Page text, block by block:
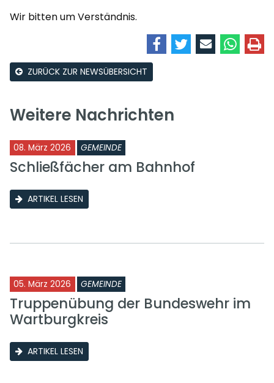
Wir bitten um Verständnis.
ZURÜCK ZUR NEWSÜBERSICHT
Weitere Nachrichten
08. März 2026 GEMEINDE
Schließfächer am Bahnhof
ARTIKEL LESEN
05. März 2026 GEMEINDE
Truppenübung der Bundeswehr im
Wartburgkreis
ARTIKEL LESEN